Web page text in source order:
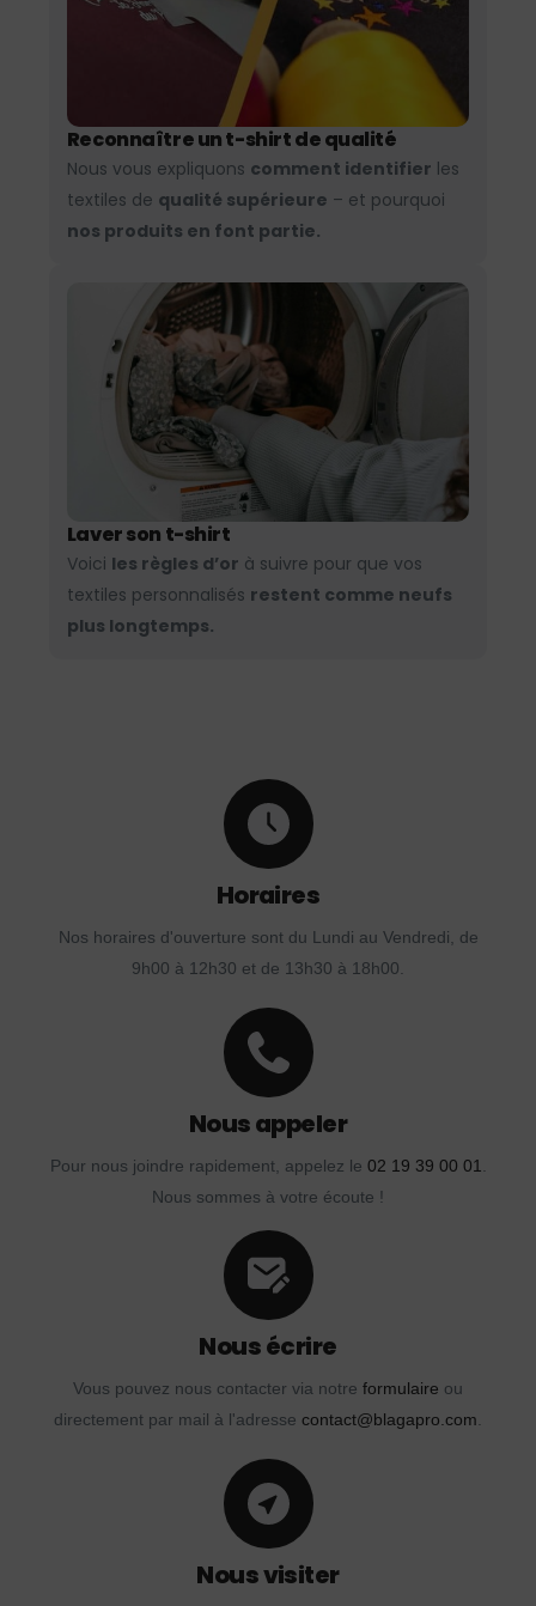
Reconnaître un t-shirt de qualité
Nous vous expliquons comment identifier les
textiles de qualité supérieure – et pourquoi
nos produits en font partie.
Laver son t-shirt
Voici les règles d’or à suivre pour que vos
textiles personnalisés restent comme neufs
plus longtemps.
Horaires
Nos horaires d'ouverture sont du Lundi au Vendredi, de
9h00 à 12h30 et de 13h30 à 18h00.
Nous appeler
Pour nous joindre rapidement, appelez le 02 19 39 00 01.
Nous sommes à votre écoute !
Nous écrire
Vous pouvez nous contacter via notre formulaire ou
directement par mail à l'adresse contact@blagapro.com.
Nous visiter